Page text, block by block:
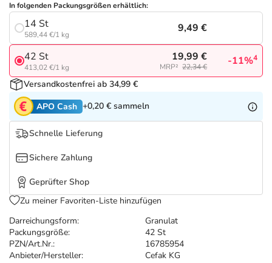
Tierapotheke
Vitamine & Mineralstoffe
Marken
Salus Deals
Darreichungsform:
Granulat
Packungsgröße:
42 St
PZN/Art.Nr.:
16785954
Anbieter/Hersteller:
Cefak KG
In folgenden Packungsgrößen erhältlich:
14 St
589,44 €/1 kg
9,49 €
42 St
413,02 €/1 kg
19,99 €
MRP² 22,34 € -11%4
Versandkostenfrei ab 34,99 €
APO Cash +0,20 € sammeln
Schnelle Lieferung
Sichere Zahlung
Geprüfter Shop
Zu meiner Favoriten-Liste hinzufügen